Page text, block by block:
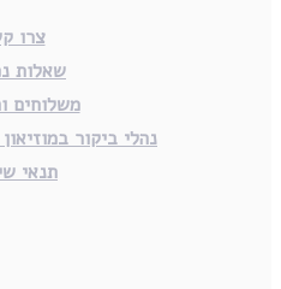
צרו
שאלות
משלוחים
נהלי ביקור
תנאי